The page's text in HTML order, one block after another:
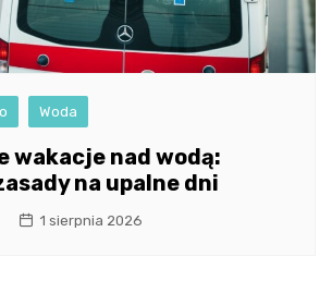
Woda
wakacje nad wodą:
na upalne dni
1 sierpnia 2026